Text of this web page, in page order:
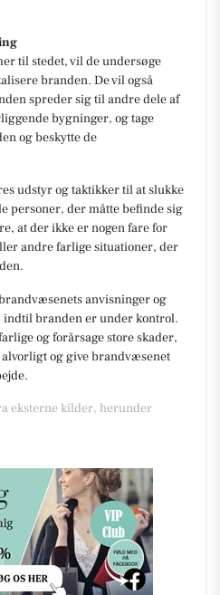
til stedet, vil de undersøge
branden. De vil også
spreder sig til andre dele af
bygninger, og tage
og beskytte de
udstyr og taktikker til at slukke
personer, der måtte befinde sig
at der ikke er nogen fare for
andre farlige situationer, der
anvisninger og
branden er under kontrol.
og forårsage store skader,
alvorligt og give brandvæsenet
eksterne kilder, herunder